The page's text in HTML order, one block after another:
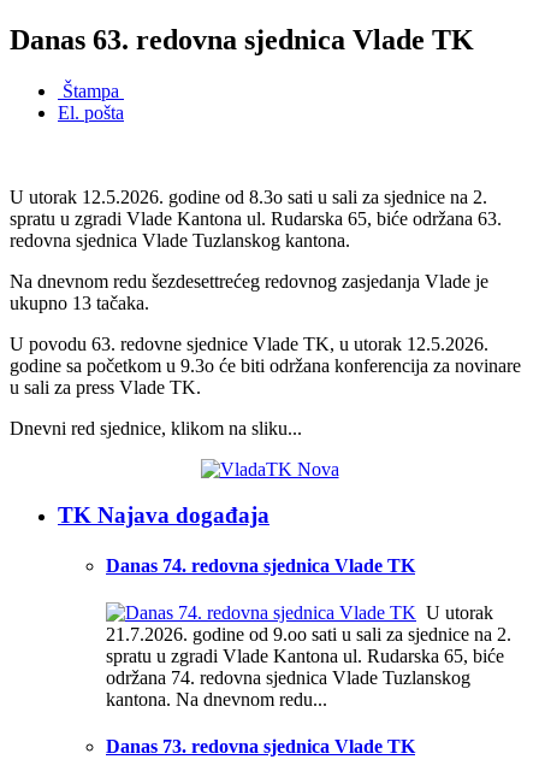
Danas 63. redovna sjednica Vlade TK
Štampa
El. pošta
U utorak 12.5.2026. godine od 8.3o sati u sali za sjednice na 2.
spratu u zgradi Vlade Kantona ul. Rudarska 65, biće održana 63.
redovna sjednica Vlade Tuzlanskog kantona.
Na dnevnom redu šezdesettrećeg redovnog zasjedanja Vlade je
ukupno 13 tačaka.
U povodu 63. redovne sjednice Vlade TK, u utorak 12.5.2026.
godine sa početkom u 9.3o će biti održana konferencija za novinare
u sali za press Vlade TK.
Dnevni red sjednice, klikom na sliku...
TK Najava događaja
Danas 74. redovna sjednica Vlade TK
U utorak
21.7.2026. godine od 9.oo sati u sali za sjednice na 2.
spratu u zgradi Vlade Kantona ul. Rudarska 65, biće
održana 74. redovna sjednica Vlade Tuzlanskog
kantona. Na dnevnom redu...
Danas 73. redovna sjednica Vlade TK